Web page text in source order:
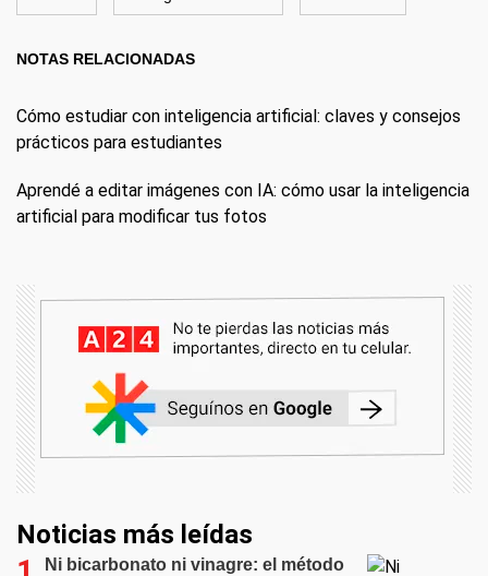
NOTAS RELACIONADAS
Cómo estudiar con inteligencia artificial: claves y consejos
prácticos para estudiantes
Aprendé a editar imágenes con IA: cómo usar la inteligencia
artificial para modificar tus fotos
Noticias más leídas
Ni bicarbonato ni vinagre: el método